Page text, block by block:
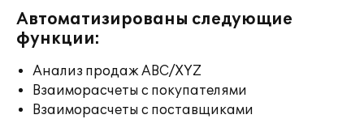
Автоматизированы следующие
функции:
Анализ продаж ABC/XYZ
Взаиморасчеты с покупателями
Взаиморасчеты с поставщиками